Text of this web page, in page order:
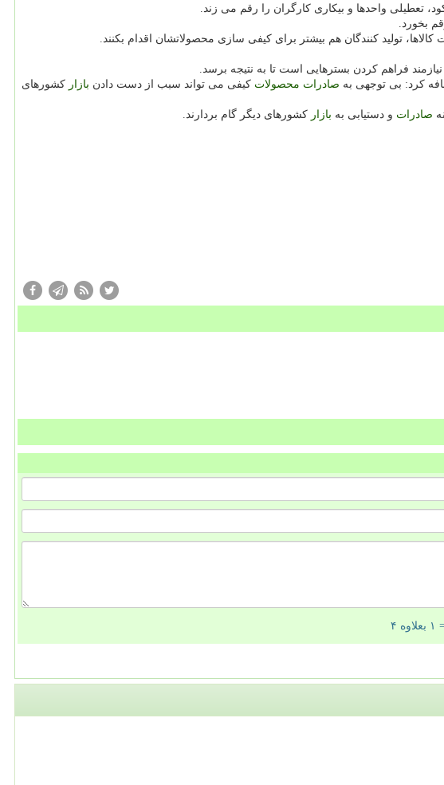
تعطیلی واحدها و بیكاری كارگران را رقم می زند.
بخورد.
تولید كنندگان هم بیشتر برای كیفی سازی محصولاتشان اقدام بكنند.
نیازمند فراهم كردن بسترهایی است تا به نتیجه برسد.
كرد: بی توجهی به صادرات محصولات كیفی می تواند سبب از دست دادن بازار كشورهای
صادرات و دستیابی به بازار كشورهای دیگر گام بردارند.
۴